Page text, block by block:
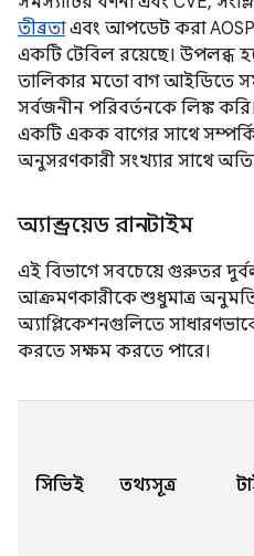
তীব্রতাএবং আপডেট করা AOSP
একটি টেবিল রয়েছে। উপলব্ধ
তালিকার মতো বাগ আইডিতে
সর্বজনীন পরিবর্তনকে লিঙ্ক
একটি একক বাগের সাথে
অনুসরণকারী সংখ্যার সাথে
অ্যান্ড্রয়েড রানটাইম
এই বিভাগে সবচেয়ে গুরুতর
আক্রমণকারীকে শুধুমাত্র
অ্যাপ্লিকেশনগুলিতে
করতে সক্ষম করতে পারে।
সিভিই তথ্যসূত্র